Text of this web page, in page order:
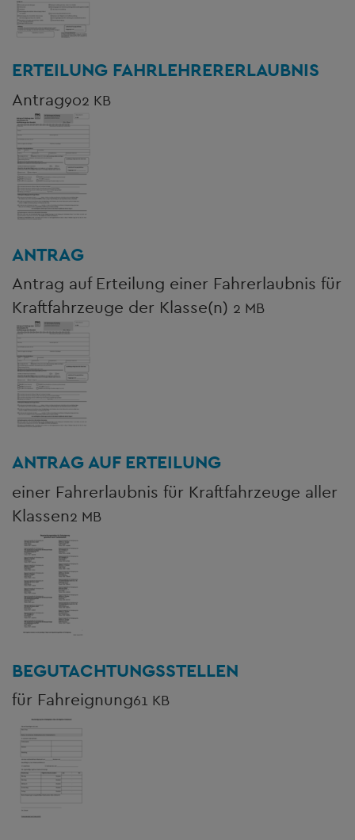
ERTEILUNG FAHRLEHRERERLAUBNIS
Antrag902 KB
ANTRAG
Antrag auf Erteilung einer Fahrerlaubnis für
Kraftfahrzeuge der Klasse(n) 2 MB
ANTRAG AUF ERTEILUNG
einer Fahrerlaubnis für Kraftfahrzeuge aller
Klassen2 MB
BEGUTACHTUNGSSTELLEN
für Fahreignung61 KB